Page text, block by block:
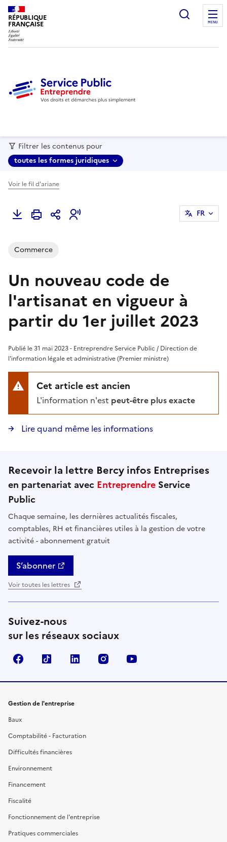
RÉPUBLIQUE
FRANÇAISE MENU
Filtrer les contenus pour
toutes les formes juridiques
Voir le fil d'ariane
FR
Commerce
Un nouveau code de
l'artisanat en vigueur à
partir du 1er juillet 2023
Publié le 31 mai 2023 - Entreprendre Service Public / Direction de
l'information légale et administrative (Premier ministre)
Cet article est ancien
L'information n'est peut-être plus exacte
Lire quand même les informations
Recevoir la lettre Bercy infos Entreprises
en partenariat avec Entreprendre Service
Public
Chaque semaine, les dernières actualités fiscales,
comptables, RH et financières utiles à la gestion de votre
activité - abonnement gratuit
S’abonner
Voir toutes les lettres
Suivez-nous
sur les réseaux sociaux
FacebookTikTok Linkedin Instagram
Gestion de l'entreprise
Baux
Comptabilité - Facturation
Difficultés financières
Environnement
Financement
Fiscalité
Fonctionnement de l'entreprise
Pratiques commerciales